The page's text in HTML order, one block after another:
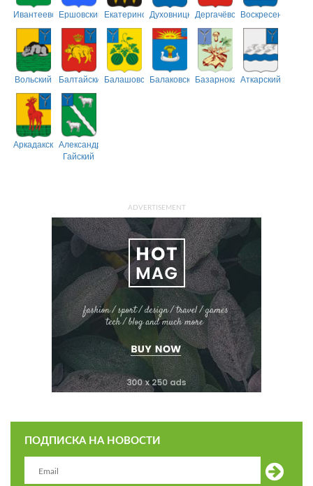
ИвантеевскийЕршовский ЕкатериновскийДуховницкийДергачёвскийВоскресенский
Вольский БалтайскийБалашовскийБалаковскийБазарнокарабулакский
Аткарский
АркадакскийАлександрово-
Гайский
ADVERTISEMENT
ПОДПИСКА НА НОВОСТИ